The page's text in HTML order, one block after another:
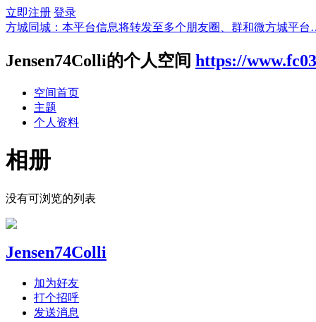
立即注册 登录
方城同城：本平台信息将转发至多个朋友圈、群和微方城平
Jensen74Colli的个人空间 https://
空间首页
主题
个人资料
相册
没有可浏览的列表
Jensen74Colli
加为好友
打个招呼
发送消息